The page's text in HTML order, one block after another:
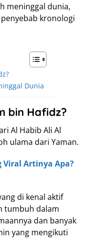
meninggal dunia,
kronologi
Dunia
bin Hafidz?
Al Habib Ali Al
ulama dari Yaman.
Viral Artinya Apa?
di kenal aktif
tumbuh dalam
dan banyak
yang mengikuti